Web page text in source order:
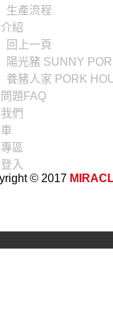
生產流程
紹
回上一頁
陽光豬 SUNNY
養豬人家 PORK
題FAQ
們
區
入
© 2017